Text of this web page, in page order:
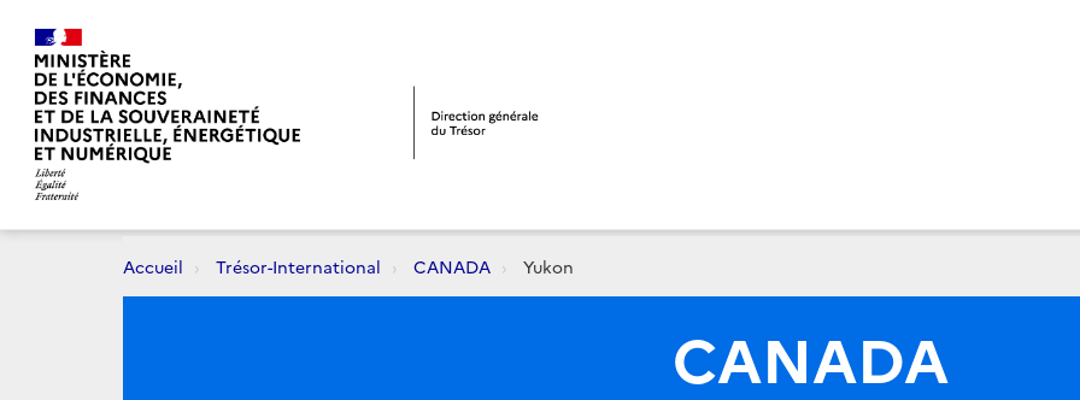
Accueil Trésor-International CANADA Yukon
CANADA